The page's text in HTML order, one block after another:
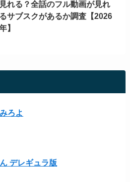
見れる？全話のフル動画が見れ
るサブスクがあるか調査【2026
】
ろよ
デレギュラ版